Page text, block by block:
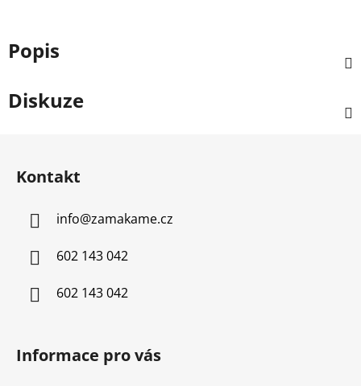
Popis
Diskuze
Kontakt
info@zamakame.cz
602 143 042
602 143 042
Informace pro vás